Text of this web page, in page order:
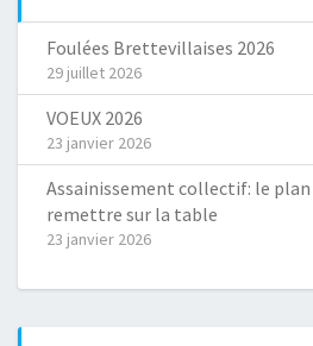
Foulées Brettevillaises 2026
29 juillet 2026
VOEUX 2026
23 janvier 2026
Assainissement collectif: le
remettre sur la table
23 janvier 2026